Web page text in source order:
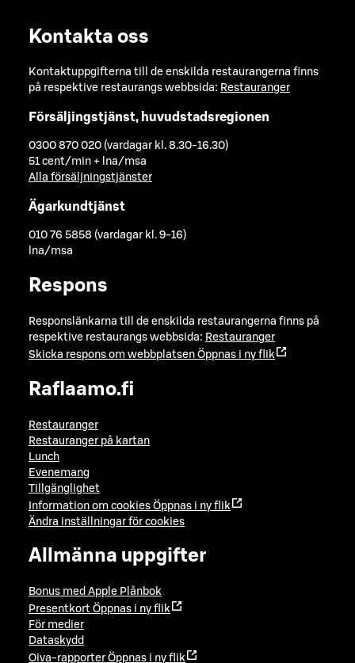
Kontakta oss
Kontaktuppgifterna till de enskilda restaurangerna finns
på respektive restaurangs webbsida: Restauranger
Försäljingstjänst, huvudstadsregionen
0300 870 020 (vardagar kl. 8.30-16.30)
51 cent/min + lna/msa
Alla försäljningstjänster
Ägarkundtjänst
010 76 5858 (vardagar kl. 9-16)
lna/msa
Respons
Responslänkarna till de enskilda restaurangerna finns på
respektive restaurangs webbsida: Restauranger
Skicka respons om webbplatsen Öppnas i ny flik
Raflaamo.fi
Restauranger
Restauranger på kartan
Lunch
Evenemang
Tillgänglighet
Information om cookies Öppnas i ny flik
Ändra inställningar för cookies
Allmänna uppgifter
Bonus med Apple Plånbok
Presentkort Öppnas i ny flik
För medier
Dataskydd
Oiva-rapporter Öppnas i ny flik